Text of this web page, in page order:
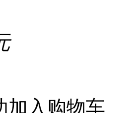
加入购物车